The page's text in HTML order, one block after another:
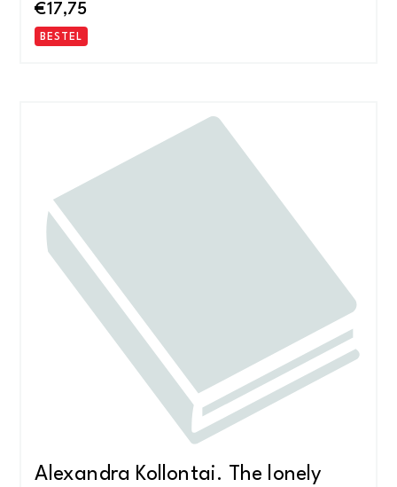
€17,75
BESTEL
Alexandra Kollontai. The lonely